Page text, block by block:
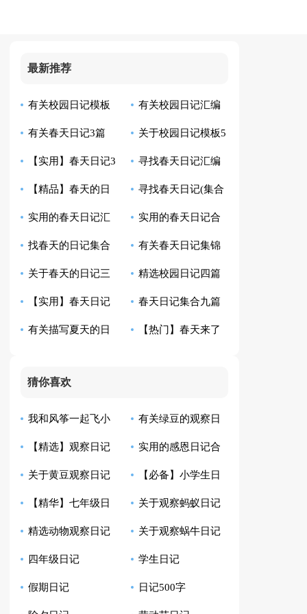
最新推荐
有关校园日记模板
汇编四篇
有关校园日记汇编
10篇
有关春天日记3篇 关于校园日记模板5
篇
【实用】春天日记3
篇
寻找春天日记汇编
15篇
【精品】春天的日
记汇编5篇
寻找春天日记(集合
15篇)
实用的春天日记汇
编九篇
实用的春天日记合
集九篇
找春天的日记集合
10篇
有关春天日记集锦
六篇
关于春天的日记三
篇
精选校园日记四篇
【实用】春天日记
范文七篇
春天日记集合九篇
有关描写夏天的日 【热门】春天来了
猜你喜欢
我和风筝一起飞小
学生日记
有关绿豆的观察日
记模板汇总10篇
【精选】观察日记
汇总9篇
实用的感恩日记合
集8篇
关于黄豆观察日记
合集八篇
【必备】小学生日
记范文汇总四篇
【精华】七年级日
记集锦10篇
关于观察蚂蚁日记
范文6篇
精选动物观察日记
四篇
关于观察蜗牛日记
范文七篇
四年级日记 学生日记
假期日记 日记500字